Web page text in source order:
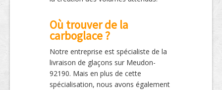
Où trouver de la
carboglace ?
Notre entreprise est spécialiste de la
livraison de glaçons sur Meudon-
92190. Mais en plus de cette
spécialisation, nous avons également